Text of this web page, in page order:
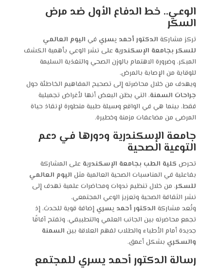
الوعي.. خط الدفاع الأول ضد مرض
السكر
تركز مشاركة الدكتور أحمد يسري في اليوم العالمي
للسكر بجامعة الإسكندرية على نشر الوعي بأهمية الكشف
المبكر، وضرورة الاهتمام بالوزن الصحي والتغذية السليمة
للوقاية من الإصابة بالمرض.
ويهدف من خلال محاضرته إلى تصحيح المفاهيم الخاطئة حول
جراحات السمنة، التي يظن البعض أنها لأغراض تجميلية
فقط، بينما هي في الواقع وسيلة طبية متطورة لإنقاذ حياة
المرضى من مضاعفات مزمنة وخطيرة.
جامعة الإسكندرية ودورها في دعم
التوعية الصحية
تحرص كلية الطب بجامعة الإسكندرية على المشاركة
بفاعلية في المناسبات الصحية العالمية مثل اليوم العالمي
للسكر، من خلال تنظيم ندوات ومحاضرات علمية تهدف إلى
نشر الثقافة الصحية وتعزيز الوعي المجتمعي.
وتُعد مشاركة الدكتور أحمد يسري إضافة قوية للحدث، إذ
تجمع محاضرته بين الجانب العلمي والتطبيقي، وتفتح آفاقًا
جديدة أمام الأطباء والطلاب لفهم العلاقة بين السمنة
والسكري بشكل أعمق.
رسالة الدكتور أحمد يسري للمجتمع